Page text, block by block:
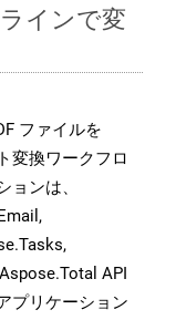
インで変
ファイルを
変換ワークフロ
ンは、
API
プリケーション